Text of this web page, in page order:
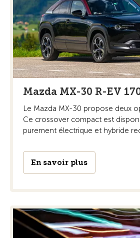
Mazda MX-30 R-EV
Le Mazda MX-30 propose deux
Ce crossover compact est
purement électrique et hybride
En savoir plus